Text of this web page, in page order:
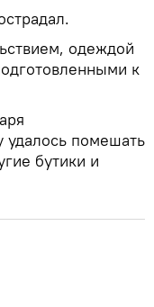
одеждой
к
удалось помешать
бутики и